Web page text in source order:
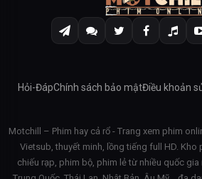
Hỏi-ĐápChính sách bảo mậtĐiều khoản
Motchill – Phim hay cả rổ - Trang xem phim
Vietsub, thuyết minh, lồng tiếng full HD. Kho
chiếu rạp, phim bộ, phim lẻ từ nhiều quốc gia